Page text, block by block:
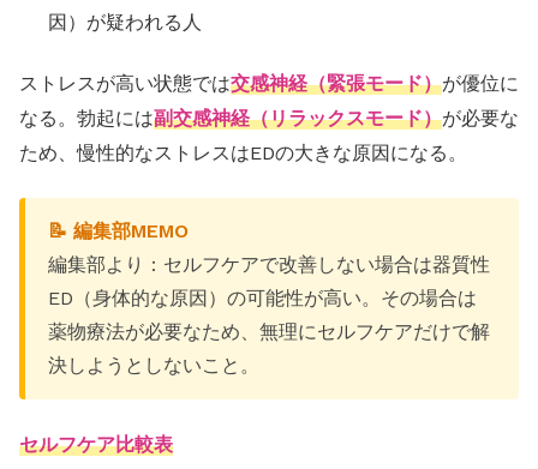
因）が疑われる人
ストレスが高い状態では交感神経（緊張モード）が優位に
なる。勃起には副交感神経（リラックスモード）が必要な
ため、慢性的なストレスはEDの大きな原因になる。
📝 編集部MEMO
編集部より：セルフケアで改善しない場合は器質性
ED（身体的な原因）の可能性が高い。その場合は
薬物療法が必要なため、無理にセルフケアだけで解
決しようとしないこと。
セルフケア比較表